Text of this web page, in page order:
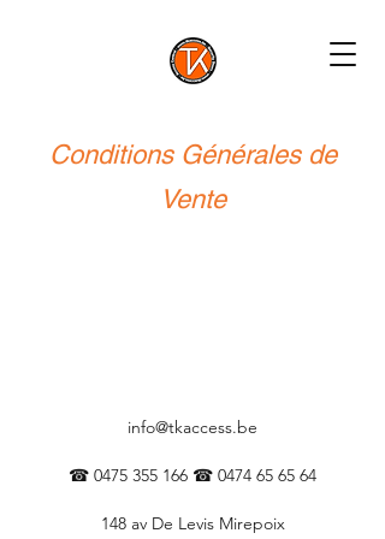
Conditions Générales de
Vente
info@tkaccess.be
☎ 0475 355 166 ☎ 0474 65 65 64
148 av De Levis Mirepoix